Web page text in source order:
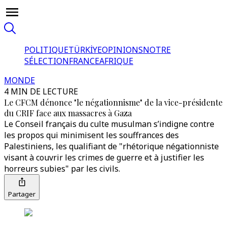
POLITIQUETÜRKİYEOPINIONSNOTRE
SÉLECTIONFRANCEAFRIQUE
MONDE
4 MIN DE LECTURE
Le CFCM dénonce "le négationnisme" de la vice-présidente
du CRIF face aux massacres à Gaza
Le Conseil français du culte musulman s’indigne contre
les propos qui minimisent les souffrances des
Palestiniens, les qualifiant de "rhétorique négationniste
visant à couvrir les crimes de guerre et à justifier les
horreurs subies" par les civils.
Partager